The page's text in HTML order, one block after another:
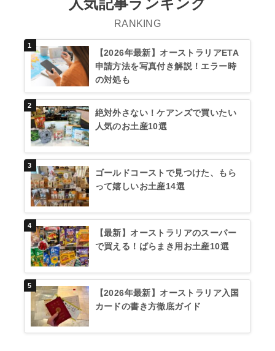
人気記事ランキング
RANKING
【2026年最新】オーストラリアETA
申請方法を写真付き解説！エラー時
の対処も
絶対外さない！ケアンズで買いたい
人気のお土産10選
ゴールドコーストで見つけた、もら
って嬉しいお土産14選
【最新】オーストラリアのスーパー
で買える！ばらまき用お土産10選
【2026年最新】オーストラリア入国
カードの書き方徹底ガイド